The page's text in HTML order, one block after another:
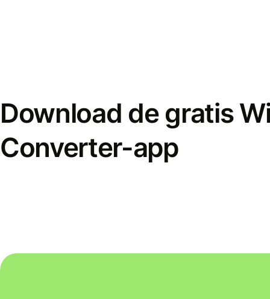
Download de gratis
Converter-app